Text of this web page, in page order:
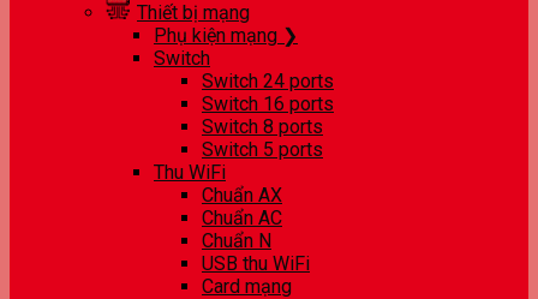
Thiết bị mạng
Phụ kiện mạng ❯
Switch
Switch 24 ports
Switch 16 ports
Switch 8 ports
Switch 5 ports
Thu WiFi
Chuẩn AX
Chuẩn AC
Chuẩn N
USB thu WiFi
Card mạng